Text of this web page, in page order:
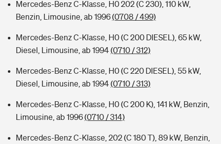
Mercedes-Benz C-Klasse, H0 202 (C 230), 110 kW,
Benzin, Limousine, ab 1996(0708 / 499)
Mercedes-Benz C-Klasse, H0 (C 200 DIESEL), 65 kW,
Diesel, Limousine, ab 1994(0710 / 312)
Mercedes-Benz C-Klasse, H0 (C 220 DIESEL), 55 kW,
Diesel, Limousine, ab 1994(0710 / 313)
Mercedes-Benz C-Klasse, H0 (C 200 K), 141 kW, Benzin,
Limousine, ab 1996(0710 / 314)
Mercedes-Benz C-Klasse, 202 (C 180 T), 89 kW, Benzin,